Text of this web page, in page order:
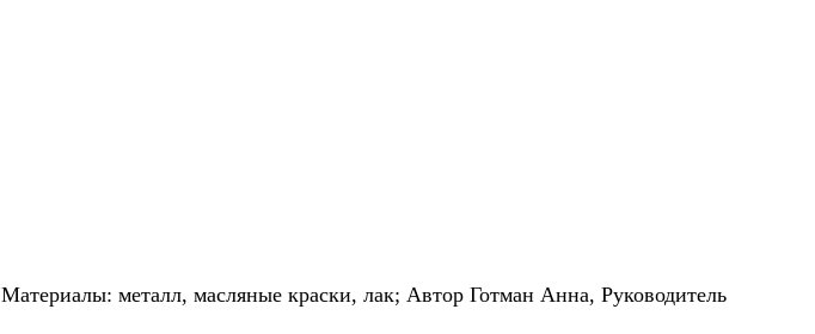
Материалы: металл, масляные краски, лак; Автор Готман Анна, Руководитель